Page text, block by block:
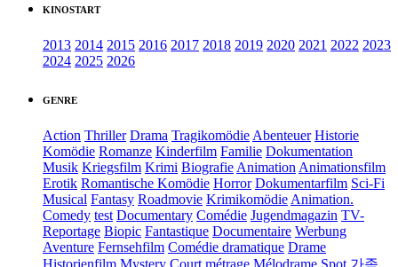
KINOSTART
2013 2014 2015 2016 2017 2018 2019 2020 2021 2022 2023
2024 2025 2026
GENRE
Action Thriller Drama Tragikomödie Abenteuer Historie
Komödie Romanze Kinderfilm Familie Dokumentation
Musik Kriegsfilm Krimi Biografie Animation Animationsfilm
Erotik Romantische Komödie Horror Dokumentarfilm Sci-Fi
Musical Fantasy Roadmovie Krimikomödie Animation.
Comedy test Documentary Comédie Jugendmagazin TV-
Reportage Biopic Fantastique Documentaire Werbung
Aventure Fernsehfilm Comédie dramatique Drame
Historienfilm Mystery Court métrage Mélodrame Spot 가족